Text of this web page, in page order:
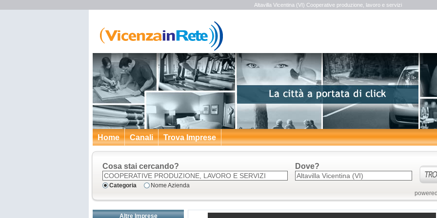
Altavilla Vicentina (VI) Cooperative produzione, lavoro e servizi
Home Canali Trova Imprese
Cosa stai cercando?
Categoria Nome Azienda
Dove?
Altre Imprese